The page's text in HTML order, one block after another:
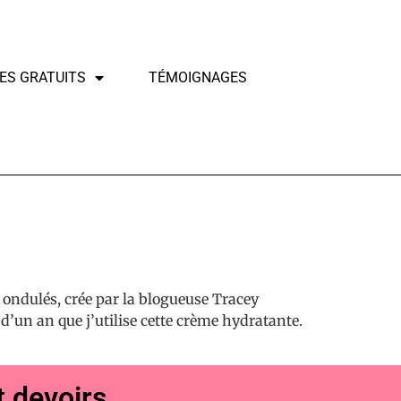
GRATUITS
TÉMOIGNAGES
crée par la blogueuse Tracey
an que j’utilise cette crème hydratante.